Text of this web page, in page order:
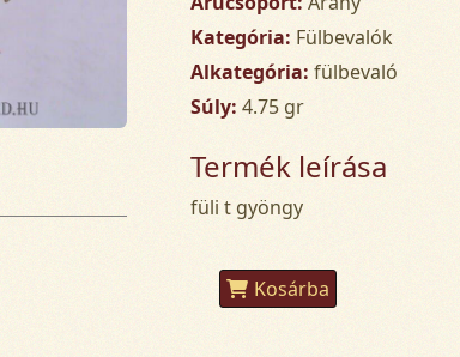
Kategória: Fülbevalók
Alkategória: fülbevaló
Súly: 4.75 gr
Termék leírása
füli t gyöngy
Kosárba